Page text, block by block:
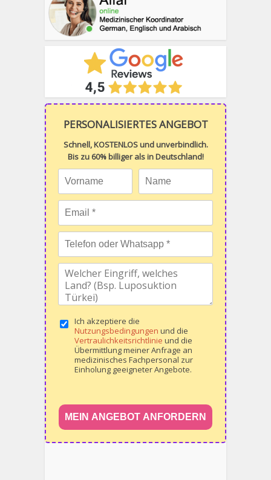
PERSONALISIERTES ANGEBOT
Schnell, KOSTENLOS und unverbindlich.
Bis zu 60% billiger als in Deutschland!
Ich akzeptiere die
Nutzungsbedingungen und die
Vertraulichkeitsrichtlinie und die
Übermittlung meiner Anfrage an
medizinisches Fachpersonal zur
Einholung geeigneter Angebote.
MEIN ANGEBOT ANFORDERN